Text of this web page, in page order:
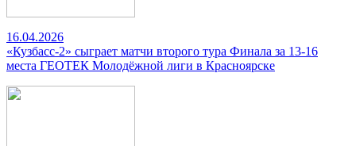
16.04.2026
«Кузбасс-2» сыграет матчи второго тура Финала за 13-16
места ГЕОТЕК Молодёжной лиги в Красноярске